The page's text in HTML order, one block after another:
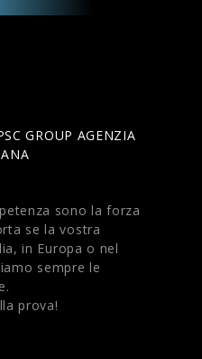
sono la forza
se la vostra
in Europa o nel
sempre le
prova!